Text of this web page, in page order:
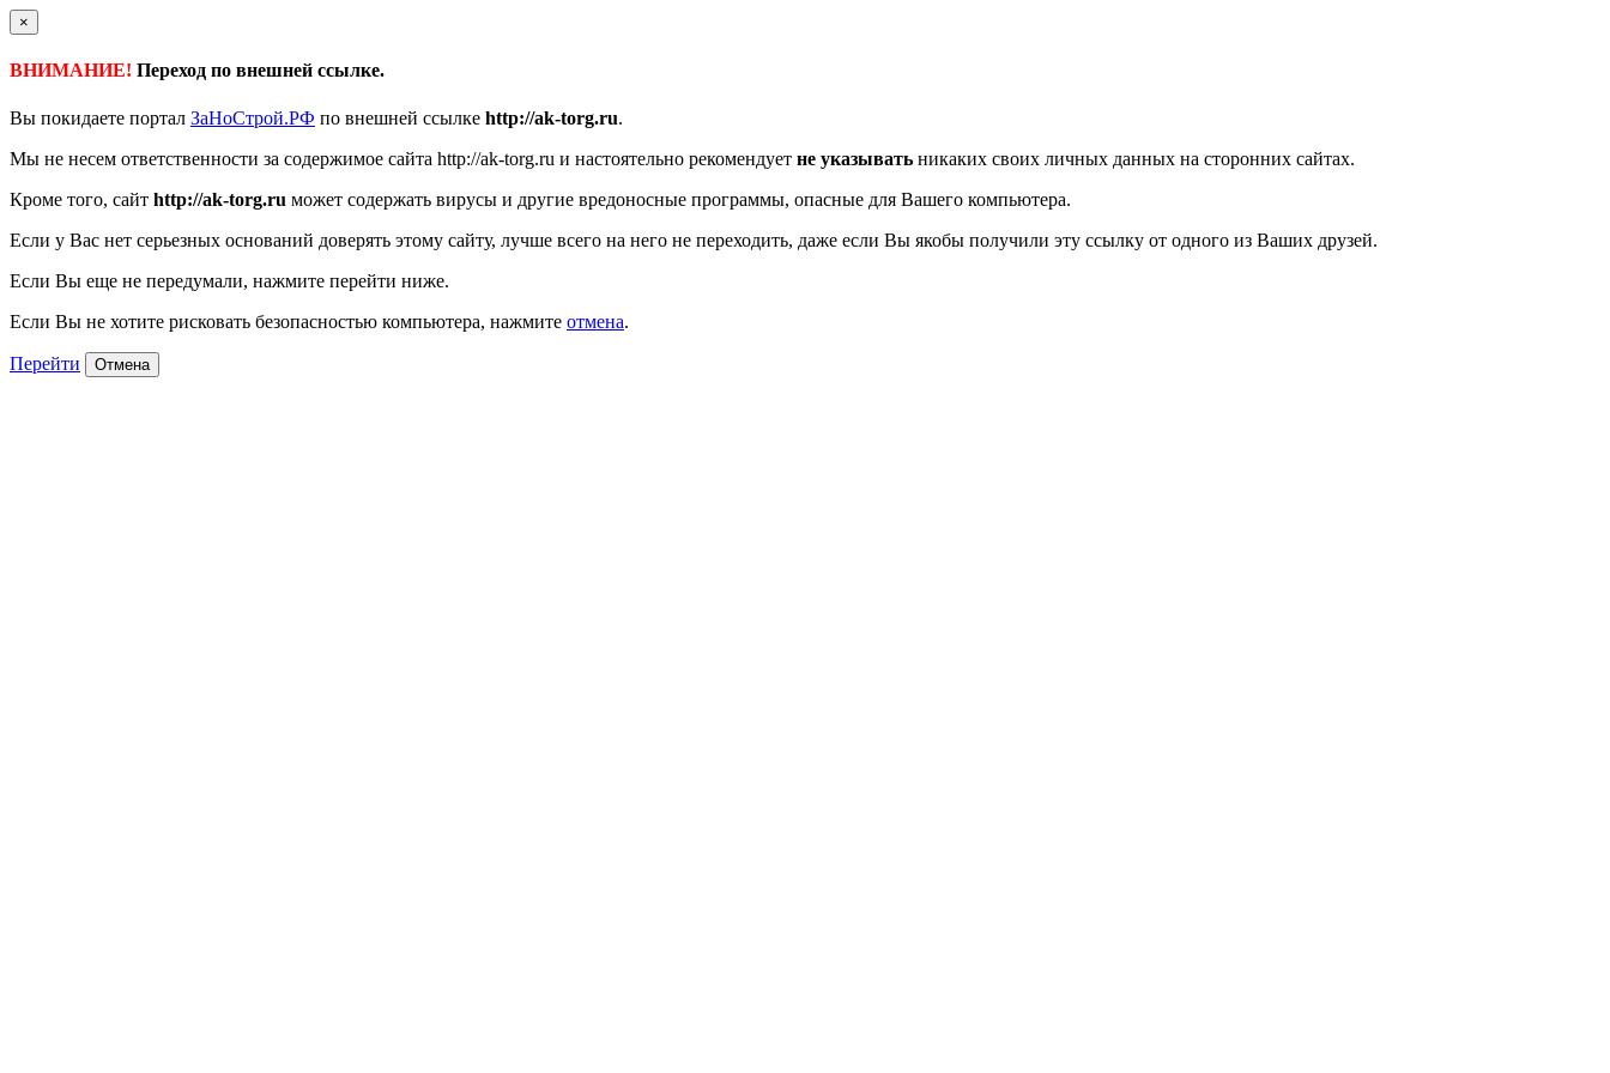
×
ВНИМАНИЕ! Переход по внешней ссылке.
Вы покидаете портал ЗаНоСтрой.РФ по внешней ссылке http://ak-torg.ru.
Мы не несем ответственности за содержимое сайта http://ak-torg.ru и настоятельно рекомендует не указывать никаких своих личных данных на сторонних сайтах.
Кроме того, сайт http://ak-torg.ru может содержать вирусы и другие вредоносные программы, опасные для Вашего компьютера.
Если у Вас нет серьезных оснований доверять этому сайту, лучше всего на него не переходить, даже если Вы якобы получили эту ссылку от одного из Ваших друзей.
Если Вы еще не передумали, нажмите перейти ниже.
Если Вы не хотите рисковать безопасностью компьютера, нажмите отмена.
Перейти Отмена